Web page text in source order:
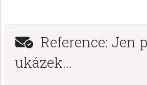
Reference: Jen
ukázek...